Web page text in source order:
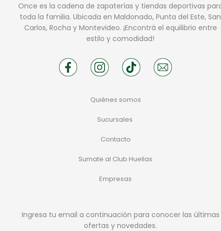
Once es la cadena de zapaterías y tiendas deportivas
toda la familia. Ubicada en Maldonado, Punta del Este, San
Carlos, Rocha y Montevideo. ¡Encontrá el equilibrio entre
estilo y comodidad!
Quiénes somos
Sucursales
Contacto
Sumate al Club Huellas
Empresas
Ingresa tu email a continuación para conocer las últimas
ofertas y novedades.